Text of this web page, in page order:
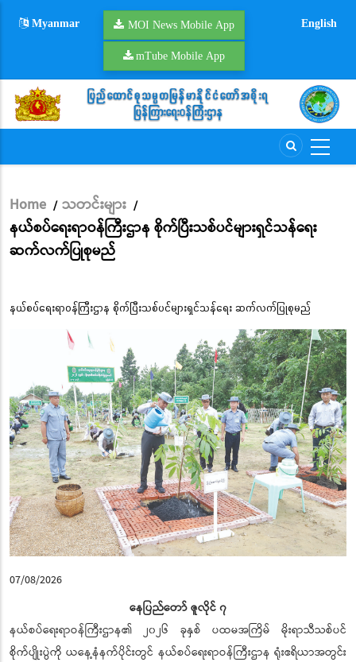
Myanmar MOI News Mobile App
mTube Mobile App
English
Breadcrumb
Home / သတင်းများ /
နယ်စပ်ရေးရာဝန်ကြီးဌာန စိုက်ပြီးသစ်ပင်များရှင်သန်ရေး
ဆက်လက်ပြုစုမည်
နယ်စပ်ရေးရာဝန်ကြီးဌာန စိုက်ပြီးသစ်ပင်များရှင်သန်ရေး ဆက်လက်ပြုစုမည်
07/08/2026
နေပြည်တော် ဇူလိုင် ၇
နယ်စပ်ရေးရာဝန်ကြီးဌာန၏ ၂၀၂၆ ခုနှစ် ပထမအကြိမ် မိုးရာသီသစ်ပင်
စိုက်ပျိုးပွဲကို ယနေ့နံနက်ပိုင်းတွင် နယ်စပ်ရေးရာဝန်ကြီးဌာန ရုံးဧရိယာအတွင်း